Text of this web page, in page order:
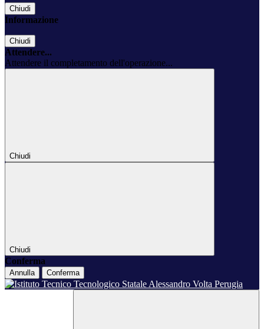
Chiudi
Informazione
Chiudi
Attendere...
Attendere il completamento dell'operazione...
Chiudi
Chiudi
Conferma
Annulla Conferma